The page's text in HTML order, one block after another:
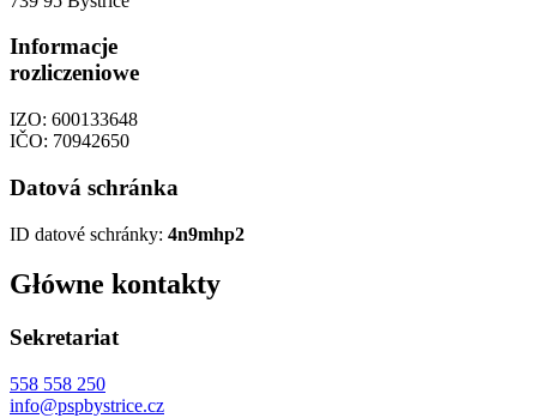
Informacje
rozliczeniowe
IZO: 600133648
IČO: 70942650
Datová schránka
ID datové schránky: 4n9mhp2
Główne kontakty
Sekretariat
558 558 250
info@pspbystrice.cz